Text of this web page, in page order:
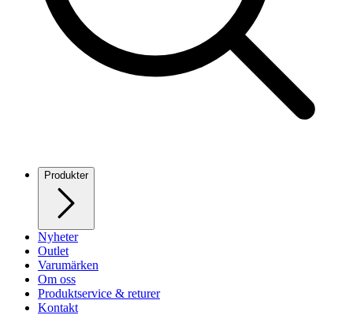
Produkter
Nyheter
Outlet
Varumärken
Om oss
Produktservice & returer
Kontakt